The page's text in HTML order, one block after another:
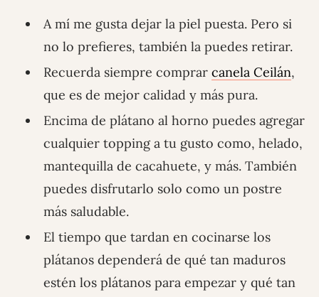
A mí me gusta dejar la piel puesta. Pero si
no lo prefieres, también la puedes retirar.
Recuerda siempre comprar canela Ceilán,
que es de mejor calidad y más pura.
Encima de plátano al horno puedes agregar
cualquier topping a tu gusto como, helado,
mantequilla de cacahuete, y más. También
puedes disfrutarlo solo como un postre
más saludable.
El tiempo que tardan en cocinarse los
plátanos dependerá de qué tan maduros
estén los plátanos para empezar y qué tan